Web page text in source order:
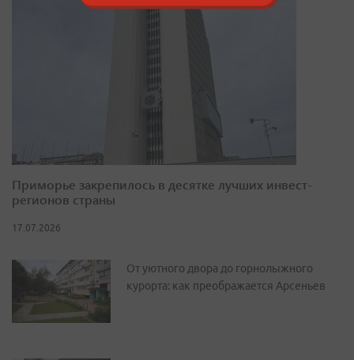
Приморье закрепилось в десятке лучших инвест-
регионов страны
17.07.2026
От уютного двора до горнолыжного
курорта: как преображается Арсеньев